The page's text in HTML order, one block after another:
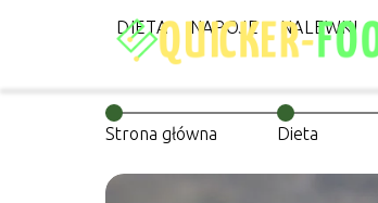
DIETA NAPOJE NALEWKI
Strona główna Dieta